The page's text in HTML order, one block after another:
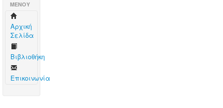
ΜΕΝΟΥ
Aρχική
Σελίδα
Βιβλιοθήκη
Επικοινωνία